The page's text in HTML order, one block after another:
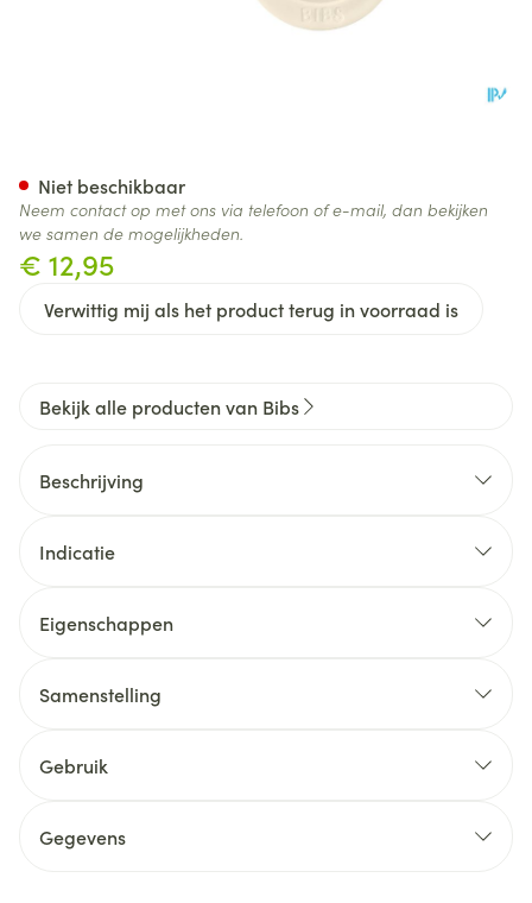
€ 12,95
Verwittig mij als het product terug in voorraad is
Niet beschikbaar
Neem contact op met ons via telefoon of e-mail, dan bekijken
we samen de mogelijkheden.
Bekijk alle producten van Bibs
Beschrijving
Indicatie
Eigenschappen
Samenstelling
Gebruik
Gegevens